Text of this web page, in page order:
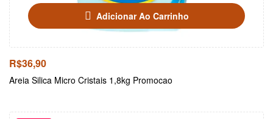
Adicionar Ao Carrinho
R$36,90
Areia Silica Micro Cristais 1,8kg Promocao